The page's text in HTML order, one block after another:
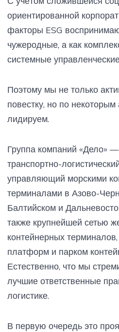
ориентированной
факторы ESG
чужеродные, а как
системные
Поэтому мы не только
повестку, но по
лидируем.
Группа компаний «Дело»
транспортно-
управляющий морскими
терминалами в Азово-
Балтийском и
также крупнейшей сетью
контейнерных
платформ и парком
Естественно, что мы
лучшие ответственные
логистике.
В первую очередь это